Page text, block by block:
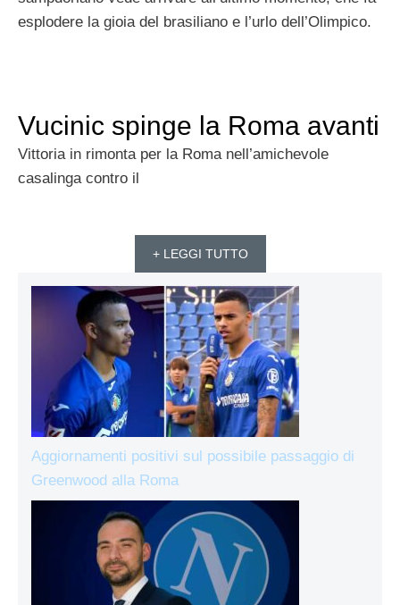
esplodere la gioia del brasiliano e l’urlo dell’Olimpico.
Vucinic spinge la Roma avanti
Vittoria in rimonta per la Roma nell’amichevole
casalinga contro il
+ LEGGI TUTTO
Aggiornamenti positivi sul possibile passaggio di
Greenwood alla Roma